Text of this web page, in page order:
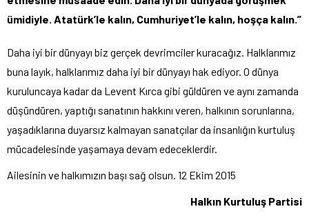
ümidiyle. Atatürk’le kalın, Cumhuriyet’le kalın, hoşça kalın.”
Daha iyi bir dünyayı biz gerçek devrimciler kuracağız. Halklarımız
buna layık, halklarımız daha iyi bir dünyayı hak ediyor. O dünya
kuruluncaya kadar da Levent Kırca gibi güldüren ve aynı zamanda
düşündüren, yaptığı sanatının hakkını veren, halkının sorunlarına,
yaşadıklarına duyarsız kalmayan sanatçılar da insanlığın kurtuluş
mücadelesinde yaşamaya devam edeceklerdir.
Ailesinin ve halkımızın başı sağ olsun. 12 Ekim 2015
Halkın Kurtuluş Partisi